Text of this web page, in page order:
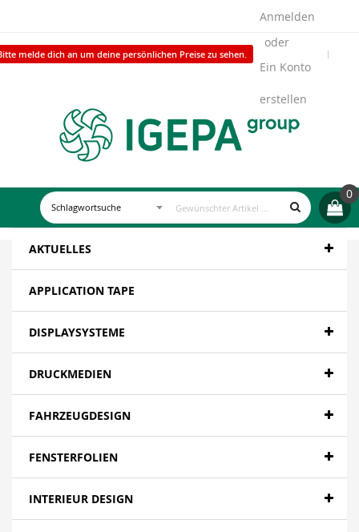
melde dich an um deine persönlichen Preise zu sehen.
Anmelden
Ein Konto
erstellen
0
AKTUELLES
APPLICATION TAPE
DISPLAYSYSTEME
DRUCKMEDIEN
FAHRZEUGDESIGN
FENSTERFOLIEN
INTERIEUR DESIGN